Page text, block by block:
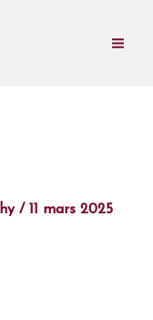
/ 11 mars 2025